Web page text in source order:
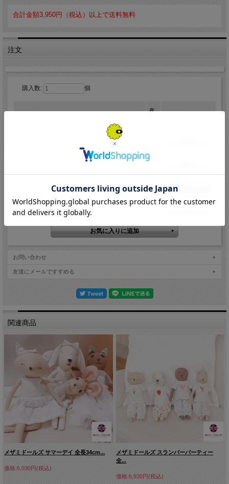
ムートンチェアパッド 35cmは、その優れた素材とデザインで、あなたの日常に贅
上の座り心地を、ぜひお試しください。カラーも豊富で、お部屋に合わせて選べる
のも嬉しいポイントです。快適さとスタイルを兼ね備えたこのチェアパッドで、日
常の座り心地をワンランクアップさせましょう。
サイズ：直径35cm
カラー：チャコールグレー、ラテ、ロージー、ホワイト
素材：シープスキン（ニュージーランド産）、中綿ポリエステル、裏
合計金額3,950円（税込）以上で送料無料
注文
購入数: 個
在
○
04.ホワイト
お問い合わせ
友達にメールですすめる
関連商品
メザミドールズ サマーデイ 全長34cm...
価格:6,930円(税込)
メザミドールズ スランバーパーティー
全...
価格:6,930円(税込)